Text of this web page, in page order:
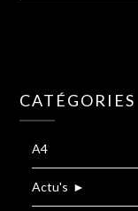
CATÉGORIES
A4
Actu's ►